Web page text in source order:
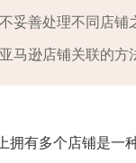
妥善处理不同店铺
马逊店铺关联的方
拥有多个店铺是一